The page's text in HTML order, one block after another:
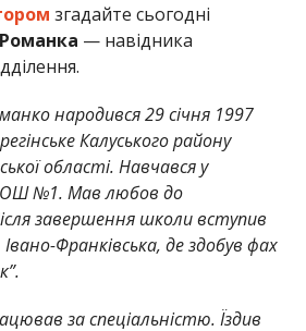
згадайте сьогодні
— навідника
народився 29 січня 1997
Калуського району
області. Навчався у
ЗОШ №1. Мав любов до
завершення школи вступив
Франківська, де здобув фах
за спеціальністю. Їздив